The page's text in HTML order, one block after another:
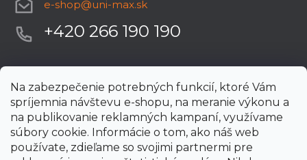
Na zabezpečenie potrebných funkcií, ktoré Vám
spríjemnia návštevu e-shopu, na meranie výkonu a
na publikovanie reklamných kampaní, využívame
súbory cookie. Informácie o tom, ako náš web
používate, zdieľame so svojimi partnermi pre
e-shop@uni-max.sk
+420 266 190 190